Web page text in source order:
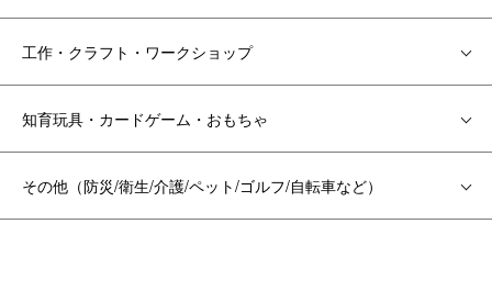
工作・クラフト・ワークショップ
知育玩具・カードゲーム・おもちゃ
その他（防災/衛生/介護/ペット/ゴルフ/自転車など）